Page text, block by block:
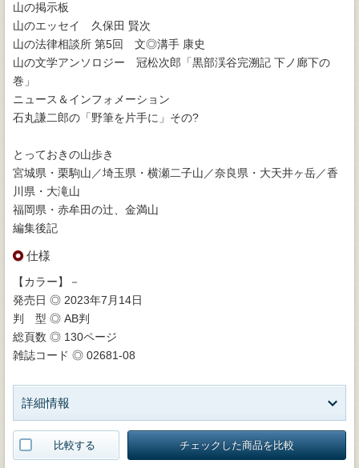
山の掲示板
山のエッセイ 久保田 賢次
山の法律相談所 第5回 文◎溝手 康史
山の文学アンソロジー 冠松次郎「黒部渓谷完溯記 下ノ廊下の
巻」
ニュース＆インフォメーション
石丸謙二郎の「野筆を片手に」その?
とっておきの山歩き
宮城県・栗駒山／埼玉県・横瀬二子山／奈良県・大天井ヶ岳／香
川県・大滝山
福岡県・赤牟田の辻、金満山
編集後記
仕様
【カラー】－
発売日 ◎ 2023年7月14日
判 型 ◎ AB判
総頁数 ◎ 130ページ
雑誌コード ◎ 02681-08
詳細情報
比較する チェックした商品を比較